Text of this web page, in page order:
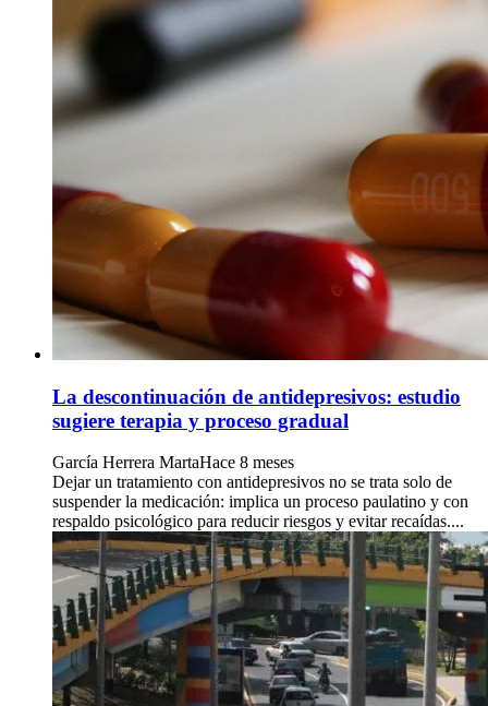
La descontinuación de antidepresivos: estudio
sugiere terapia y proceso gradual
García Herrera MartaHace 8 meses
Dejar un tratamiento con antidepresivos no se trata solo de
suspender la medicación: implica un proceso paulatino y con
respaldo psicológico para reducir riesgos y evitar recaídas....